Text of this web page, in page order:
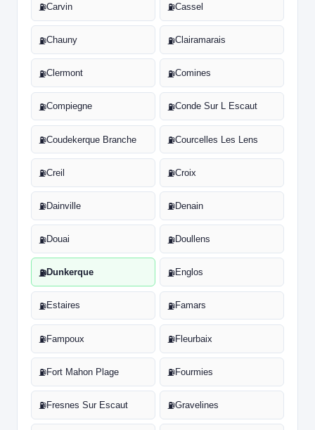
⛽Carvin ⛽Cassel
⛽Chauny ⛽Clairamarais
⛽Clermont ⛽Comines
⛽Compiegne ⛽Conde Sur L Escaut
⛽Coudekerque Branche ⛽Courcelles Les Lens
⛽Creil ⛽Croix
⛽Dainville ⛽Denain
⛽Douai ⛽Doullens
⛽Dunkerque ⛽Englos
⛽Estaires ⛽Famars
⛽Fampoux ⛽Fleurbaix
⛽Fort Mahon Plage ⛽Fourmies
⛽Fresnes Sur Escaut ⛽Gravelines